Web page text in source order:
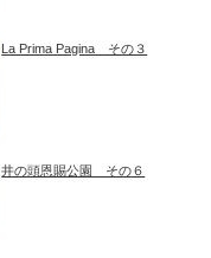
La Prima Pagina その３
井の頭恩賜公園 その６